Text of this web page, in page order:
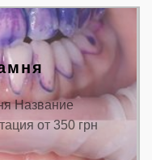
Название
от 350 грн